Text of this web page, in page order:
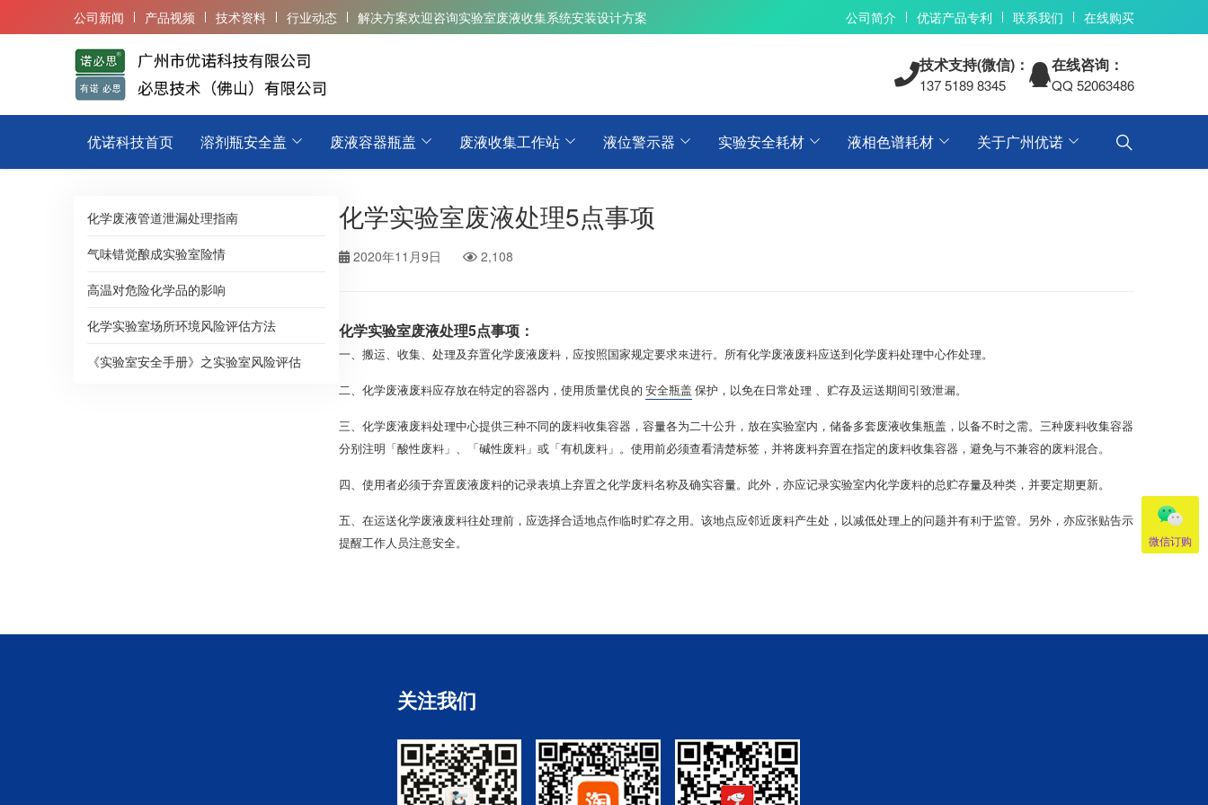
公司新闻 产品视频 技术资料 行业动态 解决方案欢迎咨询实验室废液收集系统安装设计方案 公司简介 优诺产品专利 联系我们 在线购买
技术支持(微信)：
137 5189 8345
在线咨询：
QQ 52063486
优诺科技首页 溶剂瓶安全盖 废液容器瓶盖 废液收集工作站 液位警示器 实验安全耗材 液相色谱耗材 关于广州优诺
化学废液管道泄漏处理指南
气味错觉酿成实验室险情
高温对危险化学品的影响
化学实验室场所环境风险评估方法
《实验室安全手册》之实验室风险评估
化学实验室废液处理5点事项
2020年11月9日 2,108
化学实验室废液处理5点事项：
一、搬运、收集、处理及弃置化学废液废料，应按照国家规定要求來进行。所有化学废液废料应送到化学废料处理中心作处理。
二、化学废液废料应存放在特定的容器内，使用质量优良的 安全瓶盖 保护，以免在日常处理 、贮存及运送期间引致泄漏。
三、化学废液废料处理中心提供三种不同的废料收集容器，容量各为二十公升，放在实验室内，储备多套废液收集瓶盖，以备不时之需。三种废料收集容器
分别注明「酸性废料」、「碱性废料」或「有机废料」。使用前必须查看清楚标签，并将废料弃置在指定的废料收集容器，避免与不兼容的废料混合。
四、使用者必须于弃置废液废料的记录表填上弃置之化学废料名称及确实容量。此外，亦应记录实验室内化学废料的总贮存量及种类，并要定期更新。
五、在运送化学废液废料往处理前，应选择合适地点作临时贮存之用。该地点应邻近废料产生处，以减低处理上的问题并有利于监管。另外，亦应张贴告示
提醒工作人员注意安全。
关注我们
微信订购